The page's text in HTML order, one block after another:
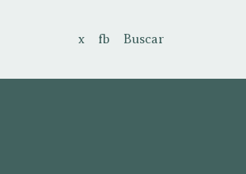
x fb Buscar